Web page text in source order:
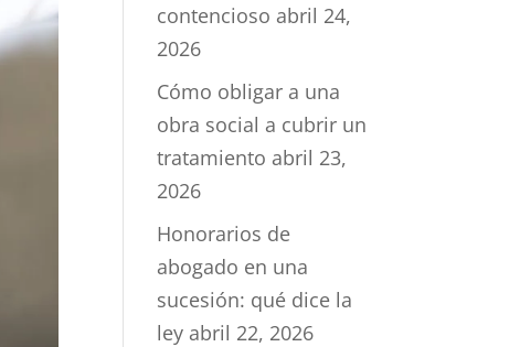
contencioso abril 24,
2026
Cómo obligar a una
obra social a cubrir un
tratamiento abril 23,
2026
Honorarios de
abogado en una
sucesión: qué dice la
ley abril 22, 2026